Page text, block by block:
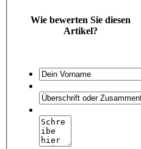
Wie bewerten Sie diesen
Artikel?